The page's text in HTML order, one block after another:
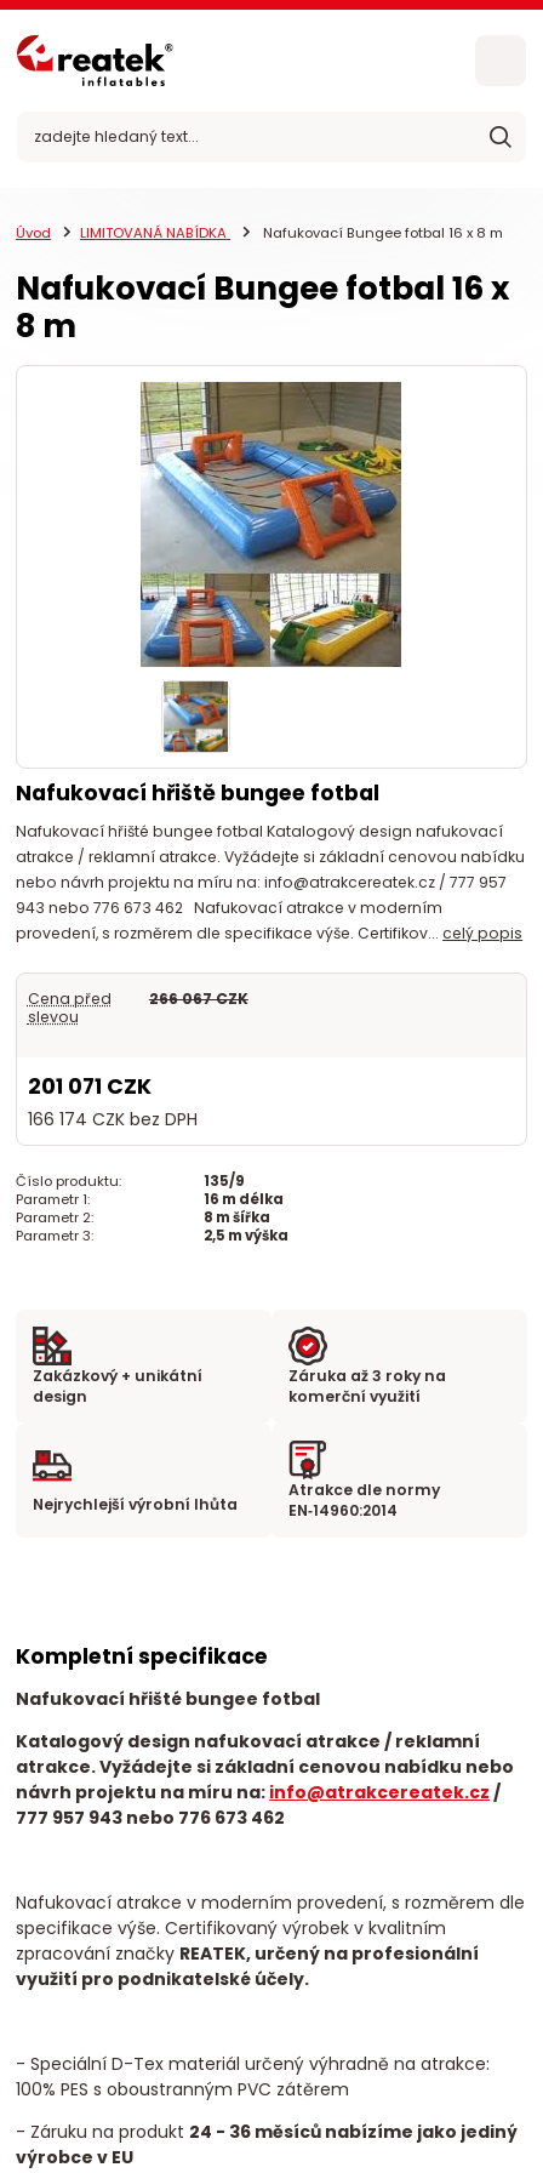
Úvod LIMITOVANÁ NABÍDKA Nafukovací Bungee fotbal 16 x 8 m
Nafukovací Bungee fotbal 16 x
8 m
Nafukovací hřiště bungee fotbal
Nafukovací hřišté bungee fotbal Katalogový design nafukovací
atrakce / reklamní atrakce. Vyžádejte si základní cenovou nabídku
nebo návrh projektu na míru na: info@atrakcereatek.cz / 777 957
943 nebo 776 673 462 Nafukovací atrakce v moderním
provedení, s rozměrem dle specifikace výše. Certifikov...celý popis
Cena před
slevou
266 067 CZK
201 071 CZK
166 174 CZK bez DPH
Číslo produktu:
135/9
Parametr 1:
16 m délka
Parametr 2:
8 m šířka
Parametr 3:
2,5 m výška
Zakázkový + unikátní
design
Záruka až 3 roky na
komerční využití
Nejrychlejší výrobní lhůta
Atrakce dle normy
EN‑14960:2014
Kompletní specifikace
Nafukovací hřišté bungee fotbal
Katalogový design nafukovací atrakce / reklamní
atrakce. Vyžádejte si základní cenovou nabídku nebo
návrh projektu na míru na: info@atrakcereatek.cz /
777 957 943 nebo 776 673 462
Nafukovací atrakce v moderním provedení, s rozměrem dle
specifikace výše. Certifikovaný výrobek v kvalitním
zpracování značky REATEK, určený na profesionální
využití pro podnikatelské účely.
- Speciální D-Tex materiál určený výhradně na atrakce:
100% PES s oboustranným PVC zátěrem
- Záruku na produkt 24 - 36 měsíců nabízíme jako jediný
výrobce v EU